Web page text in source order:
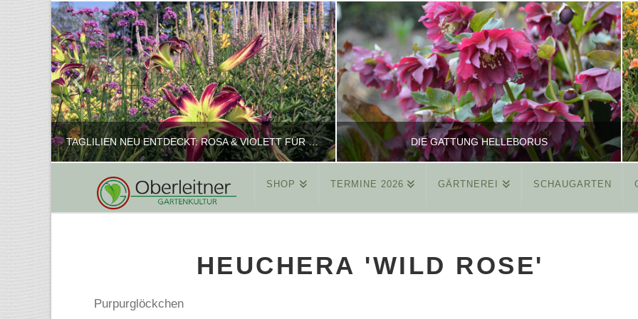
TAGLILIEN NEU ENTDECKT: ROSA & VIOLETT FÜR ROMANTISCHE PFLANZKOMBINATIONEN
REINHARD
FEBRUAR 16, 2025
DIE GATTUNG HELLEBORUS
REINHARD
MÄRZ 26, 2015
SHOP TERMINE 2026 GÄRTNEREI SCHAUGARTEN
HEUCHERA 'WILD ROSE'
Purpurglöckchen